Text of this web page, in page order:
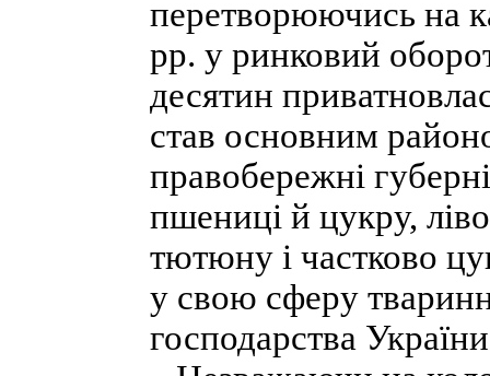
перетворюючись на
pp. у ринковий
десятин
став основним
правобережні
пшениці й цукру,
тютюну і частково
у свою сферу
господарства